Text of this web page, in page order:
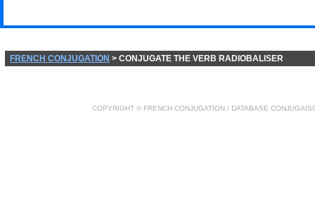
FRENCH CONJUGATION > CONJUGATE THE VERB RADIOBALISER
COPYRIGHT © FRENCH CONJUGATION / DATABASE